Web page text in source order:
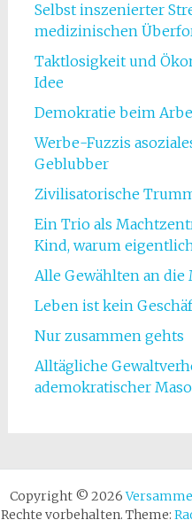
Selbst inszenierter
medizinischen
Taktlosigkeit und
Idee
Demokratie beim
Werbe-Fuzzis
Geblubber
Zivilisatorische
Ein Trio als
Kind, warum
Alle Gewählten an die
Leben ist kein
Nur zusammen gehts
Alltägliche
ademokratischer
Copyright © 2026
Rechte vorbehalten. Theme: